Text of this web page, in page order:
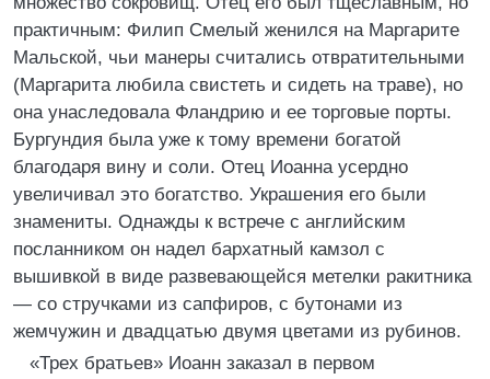
практичным: Филип Смелый женился на Маргарите
Мальской, чьи манеры считались отвратительными
(Маргарита любила свистеть и сидеть на траве), но
она унаследовала Фландрию и ее торговые порты.
Бургундия была уже к тому времени богатой
благодаря вину и соли. Отец Иоанна усердно
увеличивал это богатство. Украшения его были
знамениты. Однажды к встрече с английским
посланником он надел бархатный камзол с
вышивкой в виде развевающейся метелки ракитника
— со стручками из сапфиров, с бутонами из
жемчужин и двадцатью двумя цветами из рубинов.
«Трех братьев» Иоанн заказал в первом